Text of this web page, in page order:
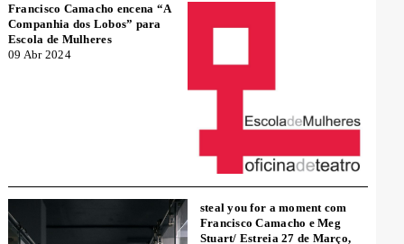
Francisco Camacho encena “A
Companhia dos Lobos” para
Escola de Mulheres
09 Abr 2024
steal you for a moment com
Francisco Camacho e Meg
Stuart/ Estreia 27 de Março,